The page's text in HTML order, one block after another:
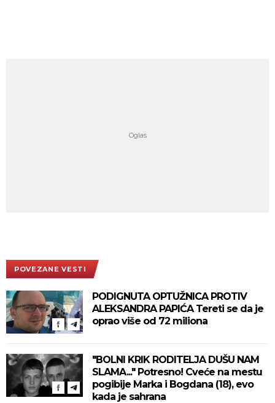
POVEZANE VESTI
PODIGNUTA OPTUŽNICA PROTIV
ALEKSANDRA PAPIĆA Tereti se da je
oprao više od 72 miliona
"BOLNI KRIK RODITELJA DUŠU NAM
SLAMA..." Potresno! Cveće na mestu
pogibije Marka i Bogdana (18), evo
kada je sahrana